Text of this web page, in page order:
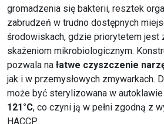
gromadzenia się bakterii, resztek
zabrudzeń w trudno dostępnych
środowiskach, gdzie priorytetem jest
skażeniom mikrobiologicznym.
pozwala na łatwe czyszczenie
jak i w przemysłowych zmywarkach.
może być sterylizowana w
121°C, co czyni ją w pełni zgodną z
HACCP.